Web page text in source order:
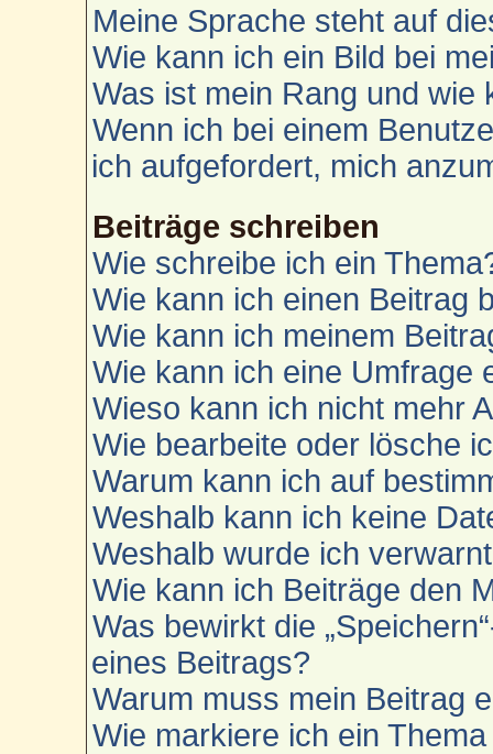
Meine Sprache steht auf
Wie kann ich ein Bild bei
Was ist mein Rang und wie
Wenn ich bei einem
ich aufgefordert, mich
Beiträge schreiben
Wie schreibe ich ein
Wie kann ich einen Beitrag
Wie kann ich meinem
Wie kann ich eine Umfrage
Wieso kann ich nicht mehr
Wie bearbeite oder lösche
Warum kann ich auf
Weshalb kann ich keine
Weshalb wurde ich
Wie kann ich Beiträge den
Was bewirkt die
eines Beitrags?
Warum muss mein Beitrag
Wie markiere ich ein